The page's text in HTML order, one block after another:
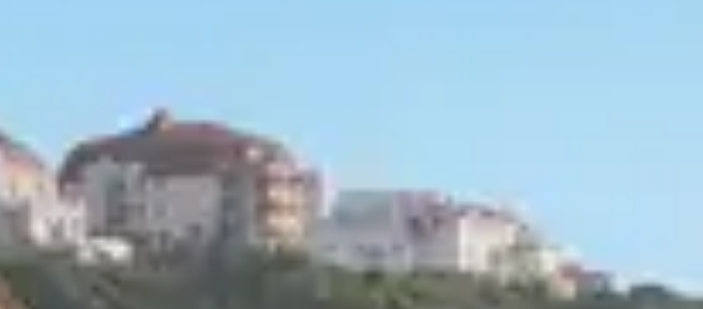
Au milieu des vignobles, dans les centres historiques des villes ou dans les plaines alsaciennes,
architecturaux de la région : les maisons à colombages. Pour nous, visiteurs d’un jour, ces
l’Alsace au même titre que les cigognes, les vêtements traditionnels si singuliers et la
architectural qui a su traverser les époques, mais qui, aujourd’hui, semble en péril.
Qu’est-ce qu’une maison à
Le colombage est une technique de construction qui a été développée au Moyen-Âge. Les